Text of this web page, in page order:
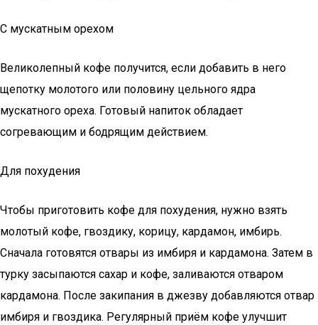
С мускатным орехом
Великолепный кофе получится, если добавить в него
щепотку молотого или половину цельного ядра
мускатного ореха. Готовый напиток обладает
согревающим и бодрящим действием.
Для похудения
Чтобы приготовить кофе для похудения, нужно взять
молотый кофе, гвоздику, корицу, кардамон, имбирь.
Сначала готовятся отвары из имбиря и кардамона. Затем в
турку засыпаются сахар и кофе, заливаются отваром
кардамона. После закипания в джезву добавляются отвар
имбиря и гвоздика. Регулярный приём кофе улучшит